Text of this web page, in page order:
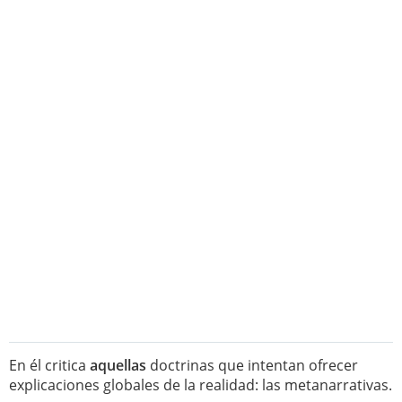
En él critica aquellas doctrinas que intentan ofrecer
explicaciones globales de la realidad: las metanarrativas.